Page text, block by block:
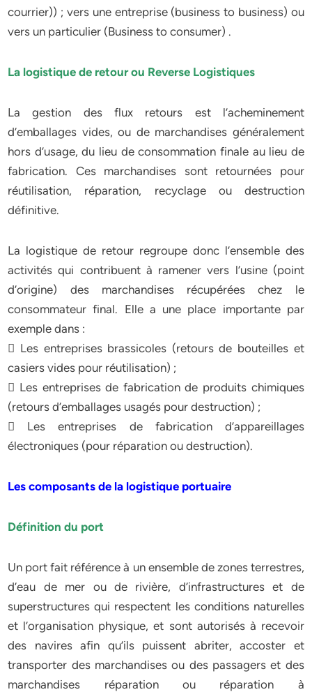
courrier)) ; vers une entreprise (business to business) ou
vers un particulier (Business to consumer) .
La logistique de retour ou Reverse Logistiques
La gestion des flux retours est l’acheminement
d’emballages vides, ou de marchandises généralement
hors d’usage, du lieu de consommation finale au lieu de
fabrication. Ces marchandises sont retournées pour
réutilisation, réparation, recyclage ou destruction
définitive.
La logistique de retour regroupe donc l’ensemble des
activités qui contribuent à ramener vers l’usine (point
d’origine) des marchandises récupérées chez le
consommateur final. Elle a une place importante par
exemple dans :
 Les entreprises brassicoles (retours de bouteilles et
casiers vides pour réutilisation) ;
 Les entreprises de fabrication de produits chimiques
(retours d’emballages usagés pour destruction) ;
 Les entreprises de fabrication d’appareillages
électroniques (pour réparation ou destruction).
Les composants de la logistique portuaire
Définition du port
Un port fait référence à un ensemble de zones terrestres,
d’eau de mer ou de rivière, d’infrastructures et de
superstructures qui respectent les conditions naturelles
et l’organisation physique, et sont autorisés à recevoir
des navires afin qu’ils puissent abriter, accoster et
transporter des marchandises ou des passagers et des
marchandises réparation ou réparation à